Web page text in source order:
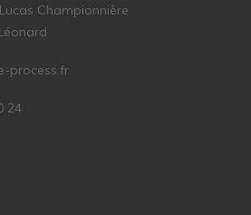
Championnière
process.fr
24